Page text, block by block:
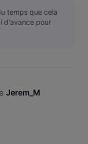
temps que cela
d'avance pour
Jerem_M